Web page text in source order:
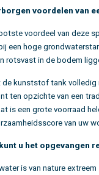
voordelen van
voordeel van deze
een hoge
rotsvast in de bodem
de kunststof tank volledig
ten opzichte van een
is een grote voorraad
van uw
u het opgevangen
is van nature